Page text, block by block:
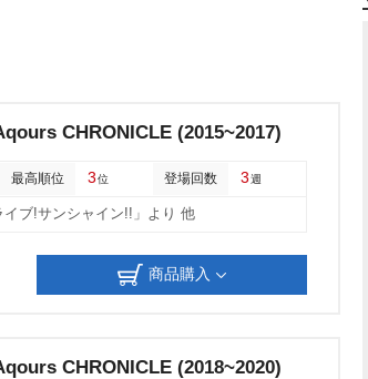
CHRONICLE (2015~2017)
最高順位 3位 登場回数 3週
イブ!サンシャイン!!」より 他
商品購入
CHRONICLE (2018~2020)